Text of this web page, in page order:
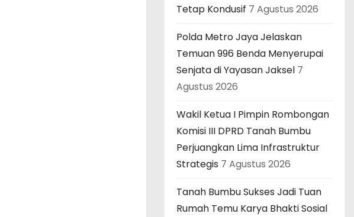
Tetap Kondusif 7 Agustus 2026
Polda Metro Jaya Jelaskan
Temuan 996 Benda Menyerupai
Senjata di Yayasan Jaksel 7
Agustus 2026
Wakil Ketua I Pimpin Rombongan
Komisi III DPRD Tanah Bumbu
Perjuangkan Lima Infrastruktur
Strategis 7 Agustus 2026
Tanah Bumbu Sukses Jadi Tuan
Rumah Temu Karya Bhakti Sosial